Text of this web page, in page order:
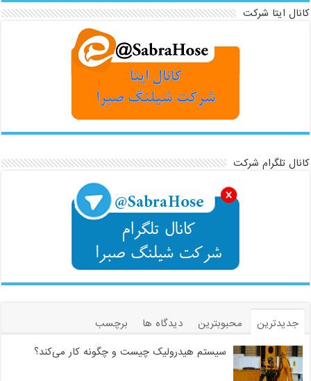
کانال ایتا شرکت
کانال تلگرام شرکت
جدیدترین محبوبترین دیدگاه ها
برچسب
سیستم هیدرولیک چیست و چگونه کار می‌کند؟